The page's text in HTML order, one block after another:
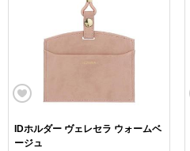
IDホルダー ヴェレセラ ウォームベ
ージュ